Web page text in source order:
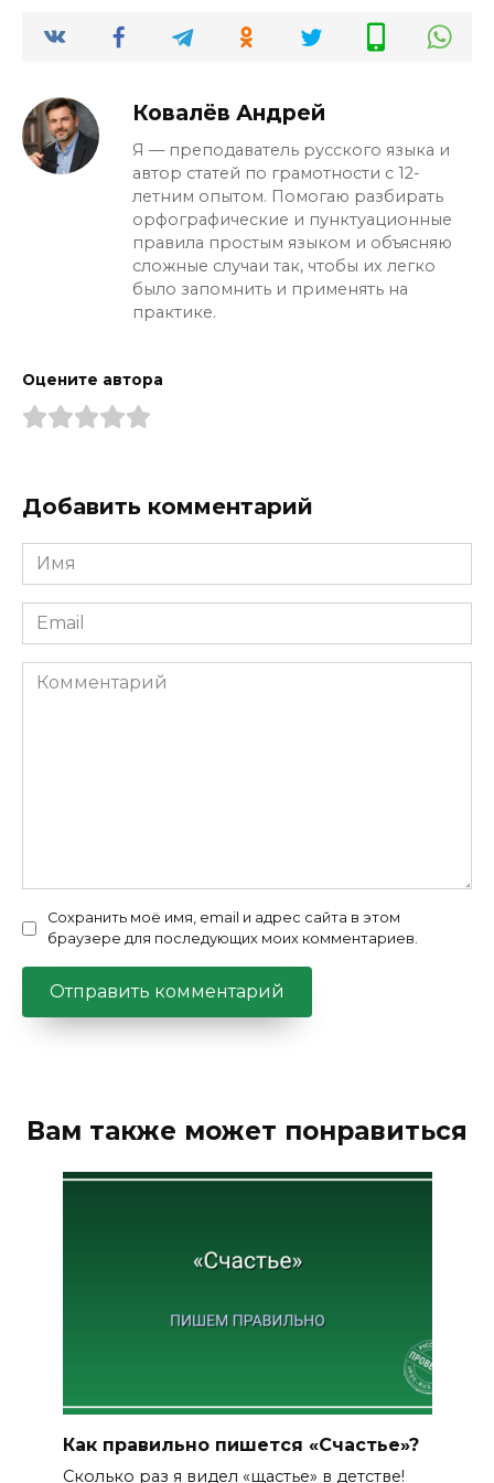
Ковалёв Андрей
Я — преподаватель русского языка и
автор статей по грамотности с 12-
летним опытом. Помогаю разбирать
орфографические и пунктуационные
правила простым языком и объясняю
сложные случаи так, чтобы их легко
было запомнить и применять на
практике.
Оцените автора
Добавить комментарий
Имя
*
Email
*
Комментарий
Сохранить моё имя, email и адрес сайта в этом
браузере для последующих моих комментариев.
Вам также может понравиться
Как правильно пишется «Счастье»?
Сколько раз я видел «щастье» в детстве!